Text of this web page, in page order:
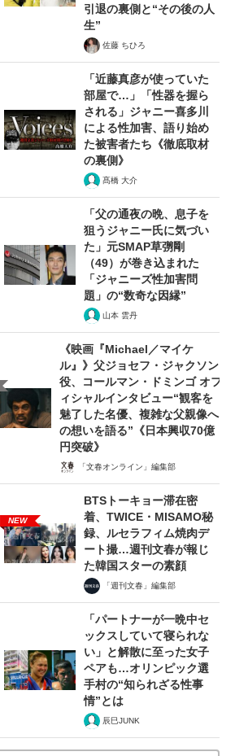
引退の裏側と“その後の人
生”
佐藤 ちひろ
「近藤真彦が使っていた
部屋で…」「性器を握ら
される」ジャニー喜多川
による性加害、語り始め
た被害者たち《徹底取材
の裏側》
髙橋 大介
「父の通夜の晩、息子を
狙うジャニー氏に気づい
た」元SMAP草彅剛
（49）が巻き込まれた
「ジャニーズ性加害問
題」の“数奇な因縁”
山本 雲丹
《映画『Michael／マイケ
ル』》父ジョセフ・ジャクソン
役、コールマン・ドミンゴ オフ
ィシャルインタビュー“観客を
魅了した名優、複雑な父親像へ
の想いを語る”《日本興収70億
円突破》
「文春オンライン」編集部
NEW
BTSトーキョー滞在密
着、TWICE・MISAMO秘
録、ルセラフィム焼肉デ
ート撮…週刊文春が報じ
た韓国スターの素顔
「週刊文春」編集部
「パートナーが一晩中セ
ックスしていて寝られな
い」と解散に至った女子
ペアも…オリンピック選
手村の“知られざる性事
情”とは
辰巳JUNK